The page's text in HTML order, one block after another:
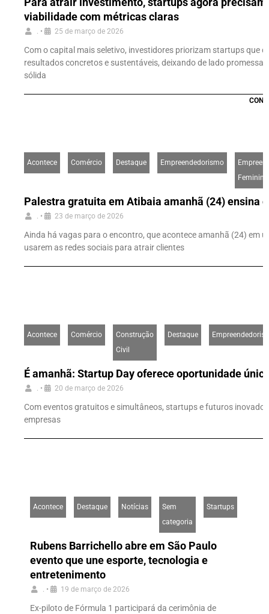
viabilidade com métricas claras
• 25 de março de 2026
Com o capital mais seletivo, investidores priorizam startups que
resultados concretos e sustentáveis, deixando de lado
sólida
Acontece Comércio Destaque Empreendedorismo
Feminino
Palestra gratuita em Atibaia amanhã (24) ensina
. • 23 de março de 2026
Ainda há vagas para o encontro, que acontece amanhã (24) em
usarem as redes sociais para atrair clientes
Acontece Comércio
Construção
Civil
Destaque
É amanhã: Startup Day oferece oportunidade
. • 20 de março de 2026
Com eventos gratuitos e simultâneos, startups e futuros
empresas
Acontece Destaque Notícias
Sem
categoria
Startups
Rubens Barrichello abre em São Paulo
evento que une esporte, tecnologia e
entretenimento
. • 19 de março de 2026
Ex-piloto de Fórmula 1 participará da cerimônia de
F
b
o
o
k
f
I
n
s
a
g
r